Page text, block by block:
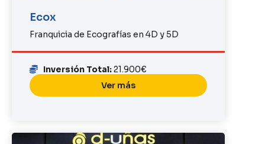
Ecox
Franquicia de Ecografías en 4D y 5D
Inversión Total:21.900€
Ver más